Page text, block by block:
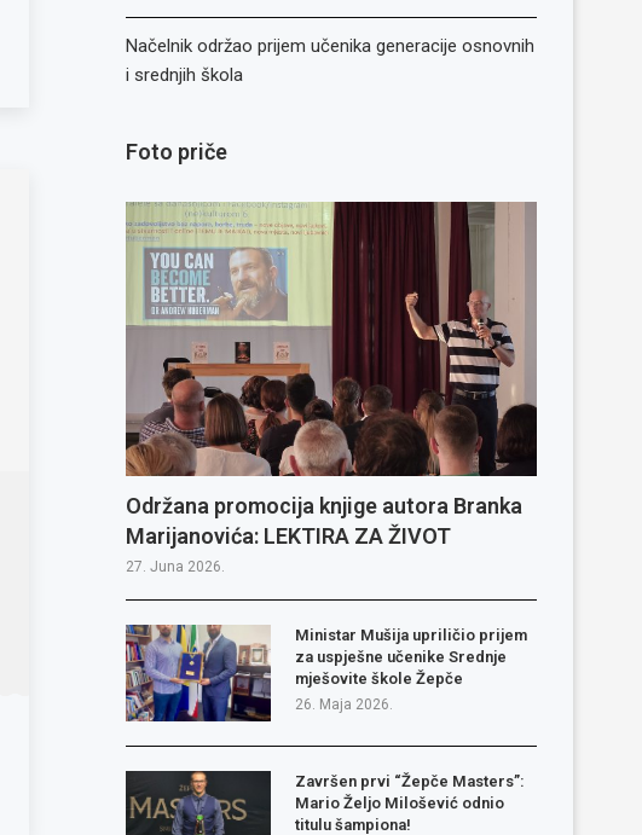
Načelnik održao prijem učenika generacije osnovnih
i srednjih škola
Foto priče
Održana promocija knjige autora Branka
Marijanovića: LEKTIRA ZA ŽIVOT
27. Juna 2026.
Ministar Mušija upriličio prijem
za uspješne učenike Srednje
mješovite škole Žepče
26. Maja 2026.
Završen prvi “Žepče Masters”:
Mario Željo Milošević odnio
titulu šampiona!